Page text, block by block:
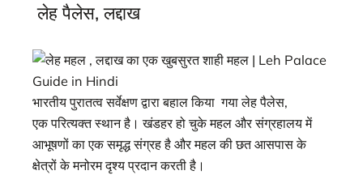
लेह पैलेस, लद्दाख
भारतीय पुरातत्व सर्वेक्षण द्वारा बहाल किया गया लेह पैलेस,
एक परित्यक्त स्थान है। खंडहर हो चुके महल और संग्रहालय में
आभूषणों का एक समृद्ध संग्रह है और महल की छत आसपास के
क्षेत्रों के मनोरम दृश्य प्रदान करती है।